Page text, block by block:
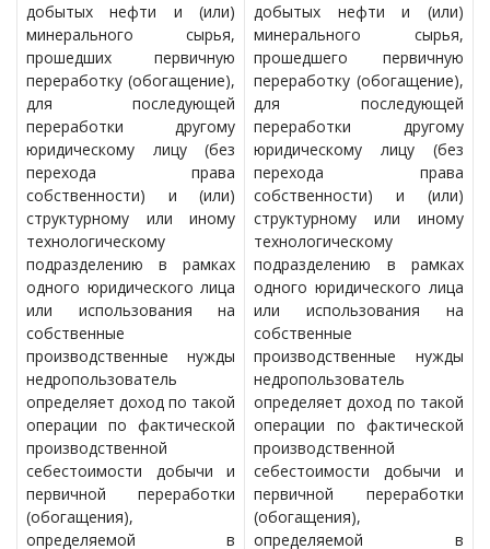
добытых нефти и (или)
минерального сырья,
прошедших первичную
переработку (обогащение),
для последующей
переработки другому
юридическому лицу (без
перехода права
собственности) и (или)
структурному или иному
технологическому
подразделению в рамках
одного юридического лица
или использования на
собственные
производственные нужды
недропользователь
определяет доход по такой
операции по фактической
производственной
себестоимости добычи и
первичной переработки
(обогащения),
определяемой в
добытых нефти и (или)
минерального сырья,
прошедшего первичную
переработку (обогащение),
для последующей
переработки другому
юридическому лицу (без
перехода права
собственности) и (или)
структурному или иному
технологическому
подразделению в рамках
одного юридического лица
или использования на
собственные
производственные нужды
недропользователь
определяет доход по такой
операции по фактической
производственной
себестоимости добычи и
первичной переработки
(обогащения),
определяемой в